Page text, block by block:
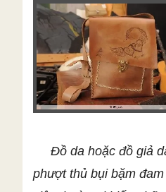
Đồ da hoặc đồ giả
phượt thủ bụi bặm